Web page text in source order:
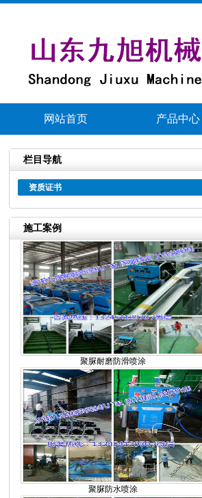
网站首页 产品中心
栏目导航
资质证书
施工案例
聚脲耐磨防滑喷涂
聚脲防水喷涂